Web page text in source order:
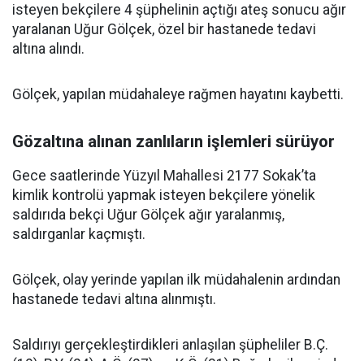
isteyen bekçilere 4 şüphelinin açtığı ateş sonucu ağır
yaralanan Uğur Gölçek, özel bir hastanede tedavi
altına alındı.
Gölçek, yapılan müdahaleye rağmen hayatını kaybetti.
Gözaltına alınan zanlıların işlemleri sürüyor
Gece saatlerinde Yüzyıl Mahallesi 2177 Sokak’ta
kimlik kontrolü yapmak isteyen bekçilere yönelik
saldırıda bekçi Uğur Gölçek ağır yaralanmış,
saldırganlar kaçmıştı.
Gölçek, olay yerinde yapılan ilk müdahalenin ardından
hastanede tedavi altına alınmıştı.
Saldırıyı gerçekleştirdikleri anlaşılan şüpheliler B.Ç.